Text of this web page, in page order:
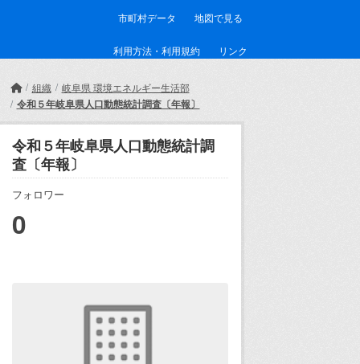
市町村データ 地図で見る
利用方法・利用規約 リンク
組織 岐阜県 環境エネルギー生活部
令和５年岐阜県人口動態統計調査〔年報〕
令和５年岐阜県人口動態統計調
査〔年報〕
フォロワー
0